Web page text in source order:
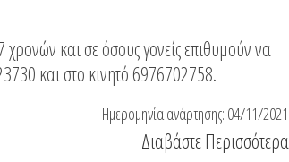
και σε όσους γονείς επιθυμούν να
και στο κινητό 6976702758.
Ημερομηνία ανάρτησης: 04/11/2021
Διαβάστε Περισσότερα